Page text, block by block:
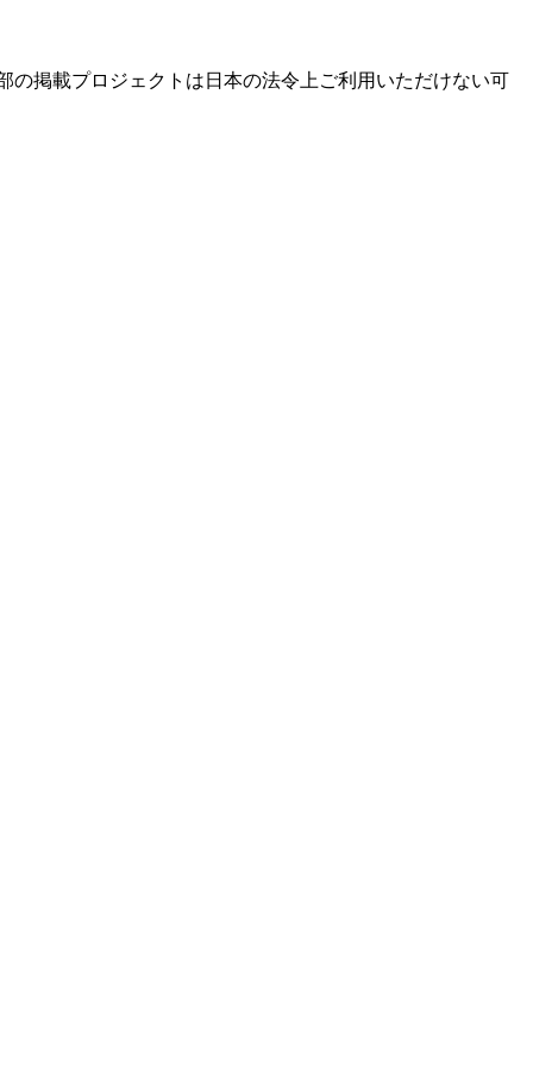
掲載プロジェクトは日本の法令上ご利用いただけない可